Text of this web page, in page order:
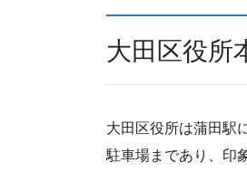
大田区役所
大田区役所は蒲田駅
駐車場まであり、印